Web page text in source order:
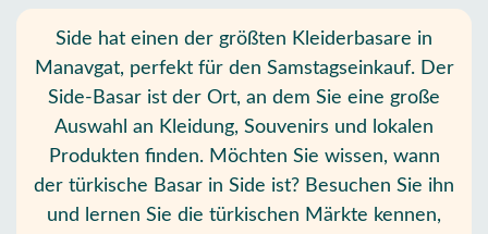
Side hat einen der größten Kleiderbasare in
Manavgat, perfekt für den Samstagseinkauf. Der
Side-Basar ist der Ort, an dem Sie eine große
Auswahl an Kleidung, Souvenirs und lokalen
Produkten finden. Möchten Sie wissen, wann
der türkische Basar in Side ist? Besuchen Sie ihn
und lernen Sie die türkischen Märkte kennen,